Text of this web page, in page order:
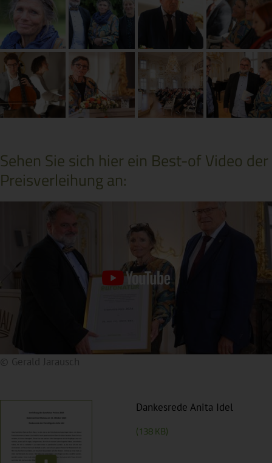
Sehen Sie sich hier ein Best-of Video der
Preisverleihung an:
IP-Adresse an den externen Server übertragen. Weitere
Details finden Sie in unserer Datenschutzerklärung.
© Gerald Jarausch
Dankesrede Anita Idel
(138 KB)